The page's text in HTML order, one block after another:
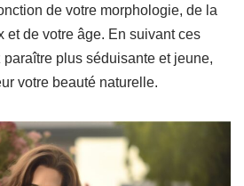
de votre morphologie, de la
et de votre âge. En suivant ces
plus séduisante et jeune,
votre beauté naturelle.